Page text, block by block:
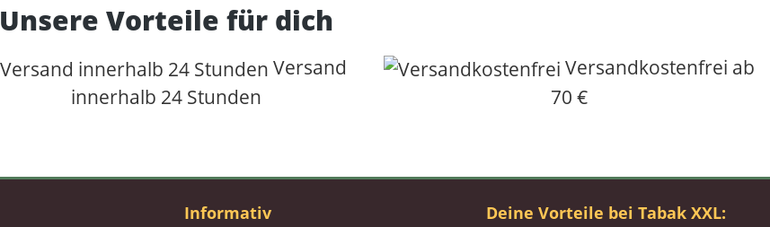
Unsere Vorteile für dich
Versand
innerhalb 24 Stunden
Versandkostenfrei ab
70 €
Informativ Deine Vorteile bei Tabak XXL: